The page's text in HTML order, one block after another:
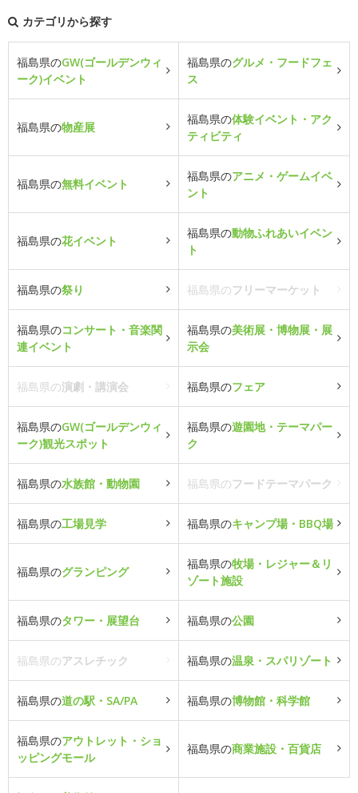
カテゴリから探す
福島県のGW(ゴールデンウィ
ーク)イベント
福島県のグルメ・フードフェ
ス
福島県の物産展
福島県の体験イベント・アク
ティビティ
福島県の無料イベント
福島県のアニメ・ゲームイベ
ント
福島県の花イベント
福島県の動物ふれあいイベン
ト
福島県の祭り 福島県のフリーマーケット
福島県のコンサート・音楽関
連イベント
福島県の美術展・博物展・展
示会
福島県の演劇・講演会 福島県のフェア
福島県のGW(ゴールデンウィ
ーク)観光スポット
福島県の遊園地・テーマパー
ク
福島県の水族館・動物園 福島県のフードテーマパーク
福島県の工場見学 福島県のキャンプ場・BBQ場
福島県のグランピング
福島県の牧場・レジャー＆リ
ゾート施設
福島県のタワー・展望台 福島県の公園
福島県のアスレチック 福島県の温泉・スパリゾート
福島県の道の駅・SA/PA 福島県の博物館・科学館
福島県のアウトレット・ショ
ッピングモール
福島県の商業施設・百貨店